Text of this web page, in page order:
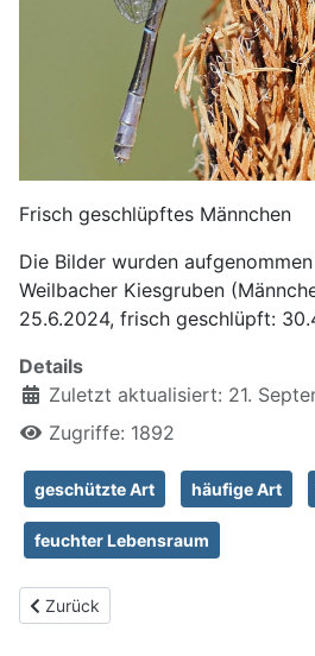
Frisch geschlüpftes Männchen
Die Bilder wurden
Weilbacher Kiesgruben
25.6.2024, frisch geschlüpft:
Details
Zuletzt aktualisiert: 21.
Zugriffe: 1892
geschützte Art häufige Art
feuchter Lebensraum
Vorheriger Beitrag: Große
Zurück